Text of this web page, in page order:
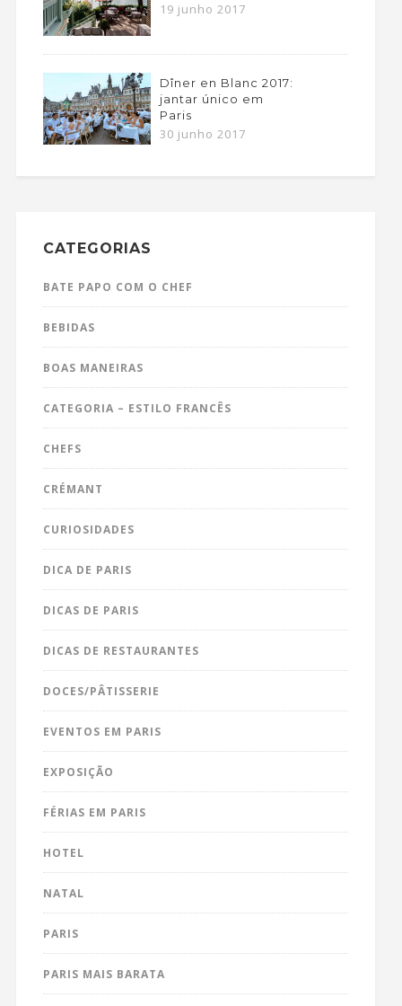
19 junho 2017
Dîner en Blanc 2017:
jantar único em
Paris
30 junho 2017
CATEGORIAS
BATE PAPO COM O CHEF
BEBIDAS
BOAS MANEIRAS
CATEGORIA – ESTILO FRANCÊS
CHEFS
CRÉMANT
CURIOSIDADES
DICA DE PARIS
DICAS DE PARIS
DICAS DE RESTAURANTES
DOCES/PÂTISSERIE
EVENTOS EM PARIS
EXPOSIÇÃO
FÉRIAS EM PARIS
HOTEL
NATAL
PARIS
PARIS MAIS BARATA